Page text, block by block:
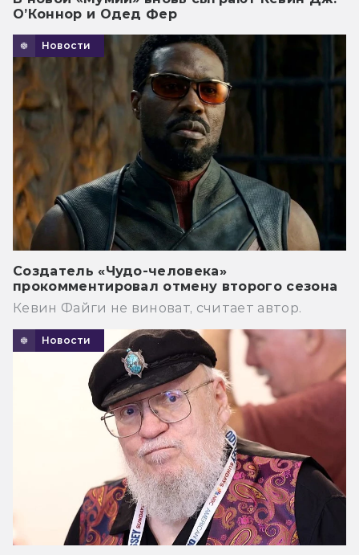
О’Коннор и Одед Фер
Новости
Создатель «Чудо-человека»
прокомментировал отмену второго сезона
Кевин Файги не виноват, считает автор.
Новости